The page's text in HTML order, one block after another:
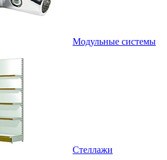
Модульные системы
Стеллажи